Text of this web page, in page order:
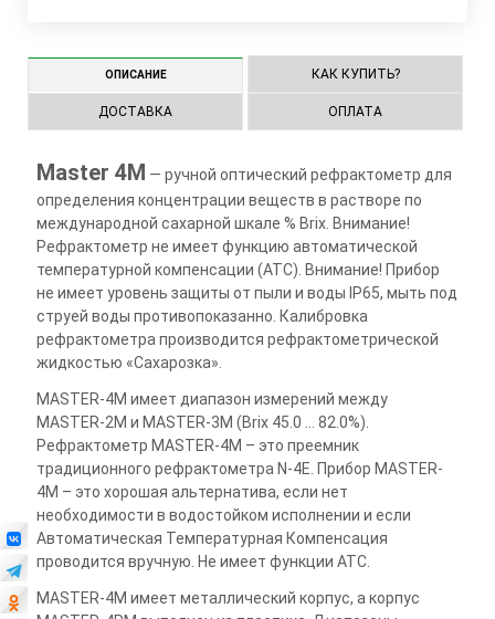
ОПИСАНИЕ КАК КУПИТЬ?
ДОСТАВКА ОПЛАТА
Master 4M — ручной оптический рефрактометр для
определения концентрации веществ в растворе по
международной сахарной шкале % Brix. Внимание!
Рефрактометр не имеет функцию автоматической
температурной компенсации (ATC). Внимание! Прибор
не имеет уровень защиты от пыли и воды IP65, мыть под
струей воды противопоказанно. Калибровка
рефрактометра производится рефрактометрической
жидкостью «Сахарозка».
MASTER-4M имеет диапазон измерений между
MASTER-2M и MASTER-3M (Brix 45.0 … 82.0%).
Рефрактометр MASTER-4M – это преемник
традиционного рефрактометра N-4E. Прибор MASTER-
4M – это хорошая альтернатива, если нет
необходимости в водостойком исполнении и если
Автоматическая Температурная Компенсация
проводится вручную. Не имеет функции АТС.
MASTER-4M имеет металлический корпус, а корпус